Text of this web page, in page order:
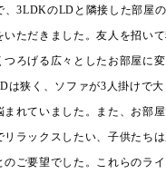
、3LDKのLDと隣接した部屋
いただきました。友人を招い
ろげる広々としたお部屋に
は狭く、ソファが3人掛けで
れていました。また、お部
ラックスしたい、子供たち
ご要望でした。これらのラ